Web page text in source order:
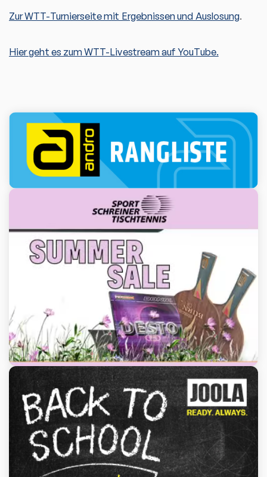
Zur WTT-Turnierseite mit Ergebnissen und Auslosung.
Hier geht es zum WTT-Livestream auf YouTube.